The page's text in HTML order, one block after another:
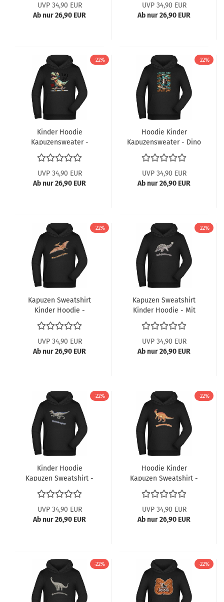
UVP 34,90 EUR
Ab nur 26,90 EUR
UVP 34,90 EUR
Ab nur 26,90 EUR
-22%
Kinder Hoodie
Kapuzensweater -
Skateboarder Dino
UVP 34,90 EUR
Ab nur 26,90 EUR
-22%
Hoodie Kinder
Kapuzensweater - Dino
mit Monster Skater
UVP 34,90 EUR
Ab nur 26,90 EUR
-22%
Kapuzen Sweatshirt
Kinder Hoodie -
Flugsaurier
Pterodaktylus
UVP 34,90 EUR
Ab nur 26,90 EUR
-22%
Kapuzen Sweatshirt
Kinder Hoodie - Mit
Ankylosaurus
UVP 34,90 EUR
Ab nur 26,90 EUR
-22%
Kinder Hoodie
Kapuzen Sweatshirt -
Velociraptor
UVP 34,90 EUR
Ab nur 26,90 EUR
-22%
Hoodie Kinder
Kapuzen Sweatshirt -
Mit Parasaurolophus
UVP 34,90 EUR
Ab nur 26,90 EUR
-22% -22%